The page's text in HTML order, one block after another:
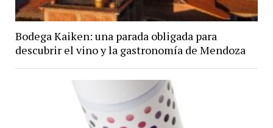
Bodega Kaiken: una parada obligada para
descubrir el vino y la gastronomía de Mendoza